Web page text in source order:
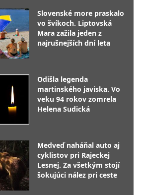
Slovenské more praskalo
vo švíkoch. Liptovská
Mara zažila jeden z
najrušnejších dní leta
Odišla legenda
martinského javiska. Vo
veku 94 rokov zomrela
Helena Sudická
Medveď naháňal auto aj
cyklistov pri Rajeckej
Lesnej. Za všetkým stojí
šokujúci nález pri ceste